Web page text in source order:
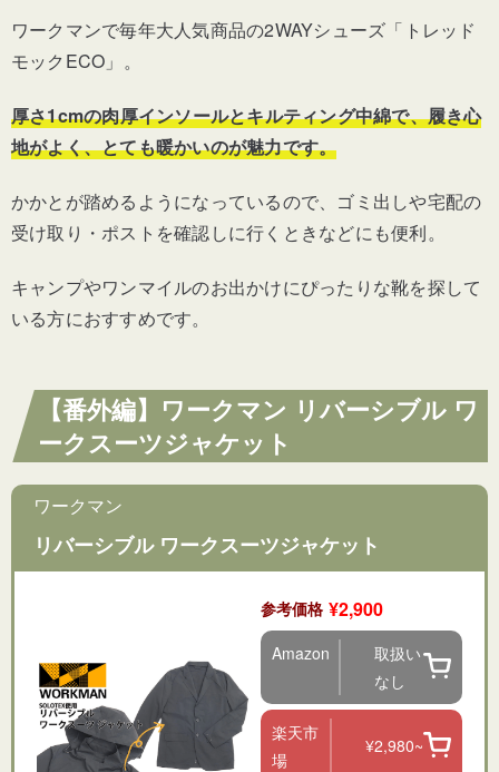
ワークマンで毎年大人気商品の2WAYシューズ「トレッド
モックECO」。
厚さ1cmの肉厚インソールとキルティング中綿で、履き心
地がよく、とても暖かいのが魅力です。
かかとが踏めるようになっているので、ゴミ出しや宅配の
受け取り・ポストを確認しに行くときなどにも便利。
キャンプやワンマイルのお出かけにぴったりな靴を探して
いる方におすすめです。
【番外編】ワークマン リバーシブル ワ
ークスーツジャケット
ワークマン
リバーシブル ワークスーツジャケット
参考価格 ¥2,900
Amazon
取扱い
なし
楽天市
場
¥2,980~